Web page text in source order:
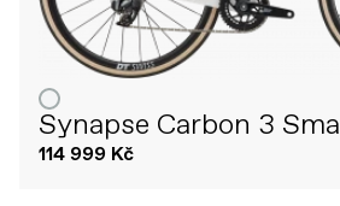
Synapse Carbon 3
114 999 Kč